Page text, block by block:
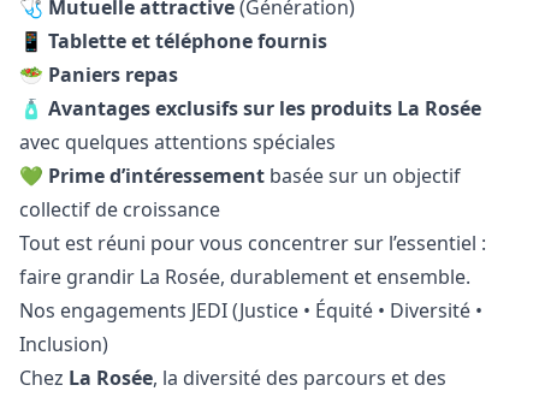
🩺 Mutuelle attractive(Génération)
📱 Tablette et téléphone fournis
🥗 Paniers repas
🧴 Avantages exclusifs sur les produits La Rosée
avec quelques attentions spéciales
💚 Prime d’intéressement basée sur un objectif
collectif de croissance
Tout est réuni pour vous concentrer sur l’essentiel :
faire grandir La Rosée, durablement et ensemble.
Nos engagements JEDI (Justice • Équité • Diversité •
Inclusion)
Chez La Rosée, la diversité des parcours et des